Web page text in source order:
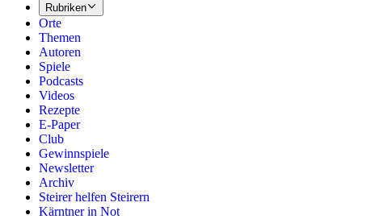
Rubriken
Orte
Themen
Autoren
Spiele
Podcasts
Videos
Rezepte
E-Paper
Club
Gewinnspiele
Newsletter
Archiv
Steirer helfen Steirern
Kärntner in Not